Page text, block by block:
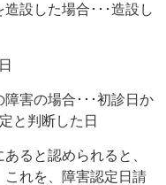
設した場合･･･造設し
障害の場合･･･初診日か
と判断した日
ると認められると、
れを、障害認定日請